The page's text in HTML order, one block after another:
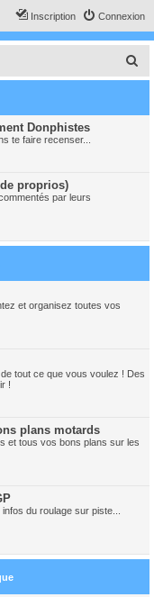
Connexion
Inscription
e
Donphistes
te faire recenser...
proprios)
par leurs
et organisez toutes vos
tout ce que vous voulez ! Des
!
plans motards
et tous vos bons plans sur les
du roulage sur piste...